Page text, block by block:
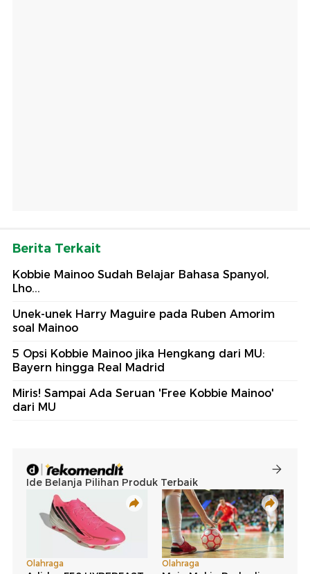
Berita Terkait
Kobbie Mainoo Sudah Belajar Bahasa Spanyol,
Lho...
Unek-unek Harry Maguire pada Ruben Amorim
soal Mainoo
5 Opsi Kobbie Mainoo jika Hengkang dari MU:
Bayern hingga Real Madrid
Miris! Sampai Ada Seruan 'Free Kobbie Mainoo'
dari MU